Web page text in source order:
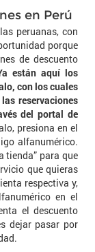
en Perú
peruanas, con
porque
de descuento
están aquí los
con los cuales
reservaciones
del portal de
presiona en el
alfanumérico.
tienda” para que
que quieras
respectiva y,
en el
el descuento
dejar pasar por